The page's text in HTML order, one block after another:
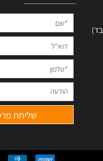
השאירו פרטים